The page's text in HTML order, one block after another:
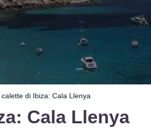
calette di Ibiza: Cala Llenya
Cala Llenya